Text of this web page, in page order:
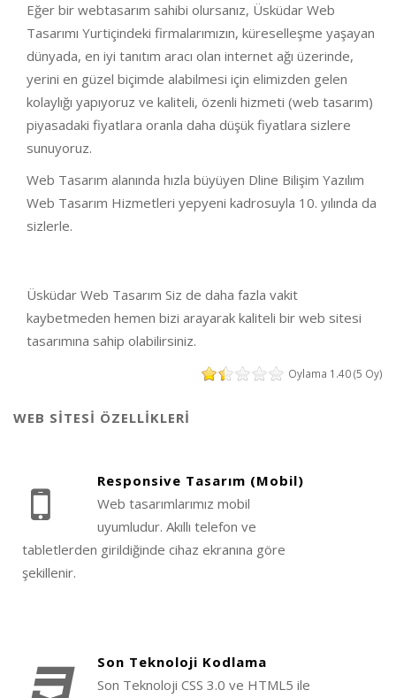
Eğer bir webtasarım sahibi olursanız, Üsküdar Web
Tasarımı Yurtiçindeki firmalarımızın, küreselleşme yaşayan
dünyada, en iyi tanıtım aracı olan internet ağı üzerinde,
yerini en güzel biçimde alabilmesi için elimizden gelen
kolaylığı yapıyoruz ve kaliteli, özenli hizmeti (web tasarım)
piyasadaki fiyatlara oranla daha düşük fiyatlara sizlere
sunuyoruz.
Web Tasarım alanında hızla büyüyen Dline Bilişim Yazılım
Web Tasarım Hizmetleri yepyeni kadrosuyla 10. yılında da
sizlerle.
Üsküdar Web Tasarım Siz de daha fazla vakit
kaybetmeden hemen bizi arayarak kaliteli bir web sitesi
tasarımına sahip olabilirsiniz.
Oylama 1.40 (5 Oy)
WEB SİTESİ ÖZELLİKLERİ
Responsive Tasarım (Mobil)
Web tasarımlarımız mobil
uyumludur. Akıllı telefon ve
tabletlerden girildiğinde cihaz ekranına göre
şekillenir.
Son Teknoloji Kodlama
Son Teknoloji CSS 3.0 ve HTML5 ile